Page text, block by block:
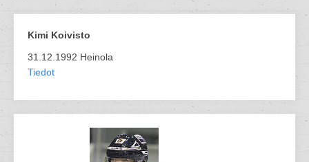
Kimi Koivisto
31.12.1992 Heinola
Tiedot